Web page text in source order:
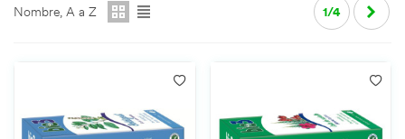
Nombre, A a Z 1/4